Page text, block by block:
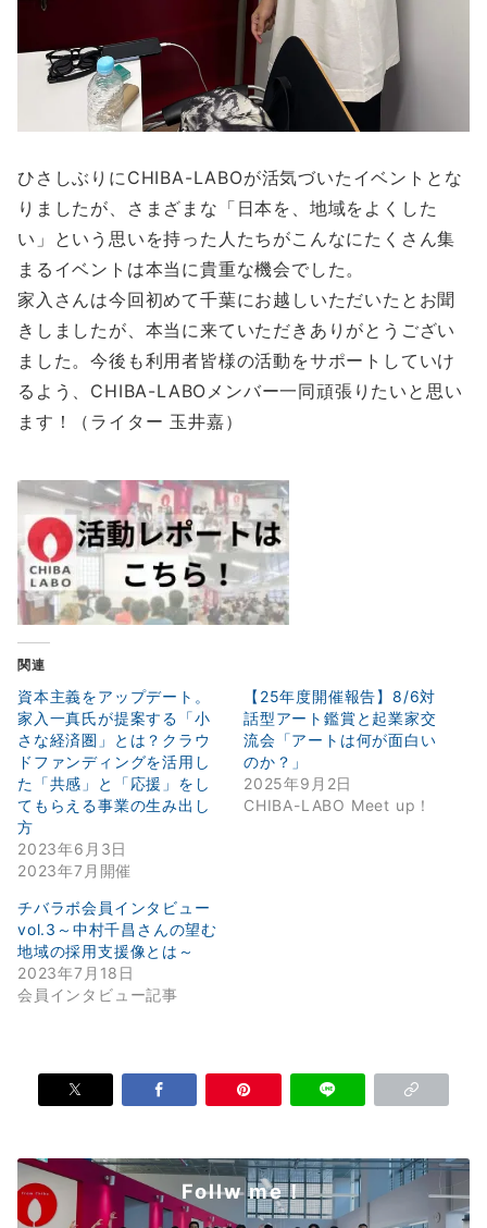
ひさしぶりにCHIBA-LABOが活気づいたイベントとな
りましたが、さまざまな「日本を、地域をよくした
い」という思いを持った人たちがこんなにたくさん集
まるイベントは本当に貴重な機会でした。
家入さんは今回初めて千葉にお越しいただいたとお聞
きしましたが、本当に来ていただきありがとうござい
ました。今後も利用者皆様の活動をサポートしていけ
るよう、CHIBA-LABOメンバー一同頑張りたいと思い
ます！（ライター 玉井嘉）
関連
資本主義をアップデート。
家入一真氏が提案する「小
さな経済圏」とは？クラウ
ドファンディングを活用し
た「共感」と「応援」をし
てもらえる事業の生み出し
方
2023年6月3日
2023年7月開催
【25年度開催報告】8/6対
話型アート鑑賞と起業家交
流会「アートは何が面白い
のか？」
2025年9月2日
CHIBA-LABO Meet up！
チバラボ会員インタビュー
vol.3～中村千昌さんの望む
地域の採用支援像とは～
2023年7月18日
会員インタビュー記事
Follw me！